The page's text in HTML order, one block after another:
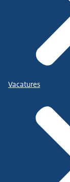
Vacatures